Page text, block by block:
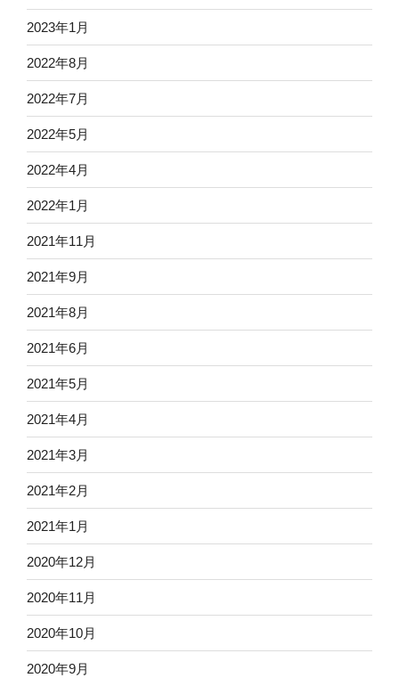
2023年1月
2022年8月
2022年7月
2022年5月
2022年4月
2022年1月
2021年11月
2021年9月
2021年8月
2021年6月
2021年5月
2021年4月
2021年3月
2021年2月
2021年1月
2020年12月
2020年11月
2020年10月
2020年9月